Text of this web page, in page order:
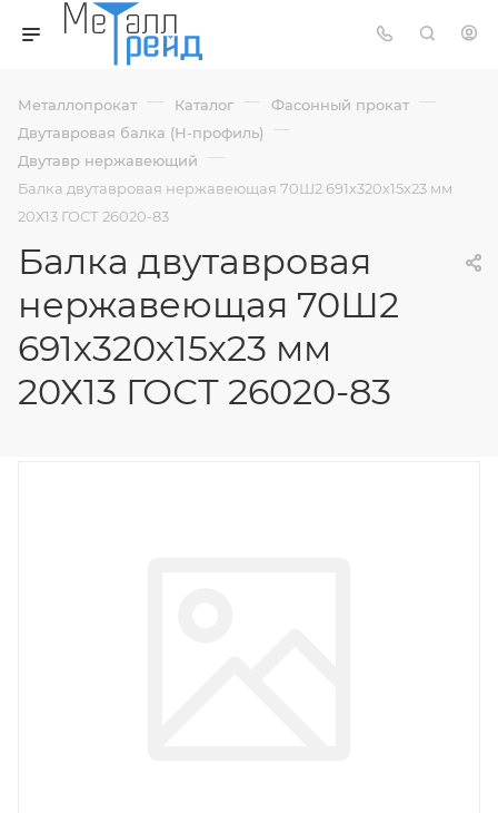
Металлопрокат — Каталог — Фасонный прокат —
Двутавровая балка (Н-профиль) —
Двутавр нержавеющий —
Балка двутавровая нержавеющая 70Ш2 691х320х15х23 мм
20Х13 ГОСТ 26020-83
Балка двутавровая
нержавеющая 70Ш2
691х320х15х23 мм
20Х13 ГОСТ 26020-83